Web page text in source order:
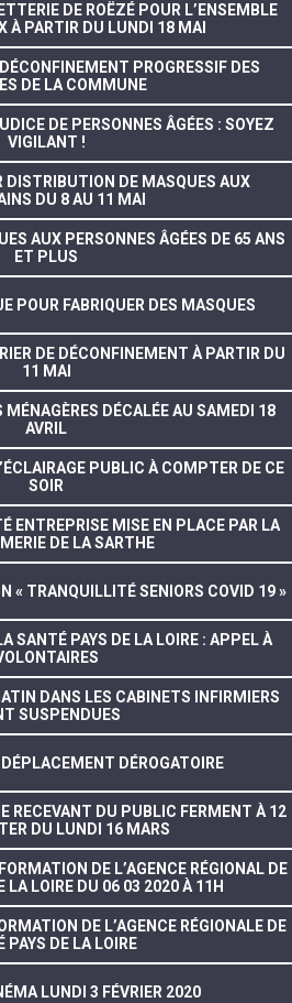
DE ROËZÉ POUR L’ENSEMBLE
À PARTIR DU LUNDI 18 MAI
PROGRESSIF DES
DE LA COMMUNE
DE PERSONNES ÂGÉES : SOYEZ
VIGILANT !
DISTRIBUTION DE MASQUES AUX
DU 8 AU 11 MAI
AUX PERSONNES ÂGÉES DE 65 ANS
ET PLUS
POUR FABRIQUER DES MASQUES
DE DÉCONFINEMENT À PARTIR DU
11 MAI
MÉNAGÈRES DÉCALÉE AU SAMEDI 18
AVRIL
PUBLIC À COMPTER DE CE
SOIR
ENTREPRISE MISE EN PLACE PAR LA
DE LA SARTHE
« TRANQUILLITÉ SENIORS COVID 19 »
SANTÉ PAYS DE LA LOIRE : APPEL À
DANS LES CABINETS INFIRMIERS
SUSPENDUES
DÉROGATOIRE
RECEVANT DU PUBLIC FERMENT À 12
DU LUNDI 16 MARS
DE L’AGENCE RÉGIONAL DE
LA LOIRE DU 06 03 2020 À 11H
DE L’AGENCE RÉGIONALE DE
PAYS DE LA LOIRE
LUNDI 3 FÉVRIER 2020